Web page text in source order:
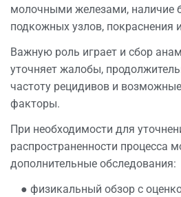
молочными железами, наличие
подкожных узлов, покраснения
Важную роль играет и сбор
уточняет жалобы,
частоту рецидивов и
факторы.
При необходимости для
распространенности процесса
дополнительные обследования:
● физикальный обзор с